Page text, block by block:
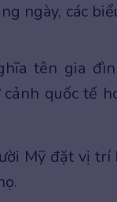
ngày, các
tên gia
quốc tế
Mỹ đặt vị trí